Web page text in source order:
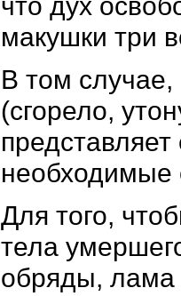
макушки три
В том случае,
(сгорело,
необходимые
Для того,
тела
обряды, лама